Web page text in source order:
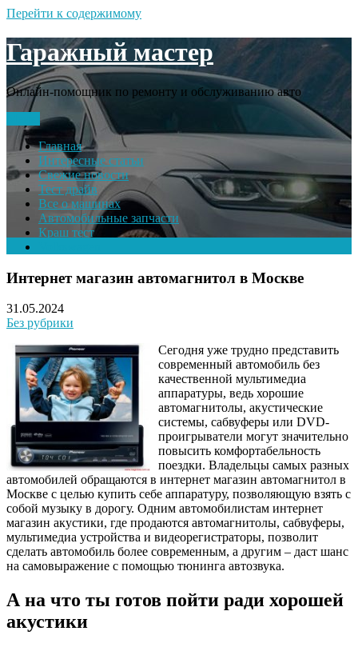
Перейти к содержимому
Гаражный мастер
Онлайн-помощник по ремонту и обслуживанию авто
Главная
Интересные статьи
Свежие новости
Тест драйв
Все о машинах
Автомобильные запчасти
Краш тест
Интернет магазин автомагнитол в Москве
31.05.2024
Без рубрики
Сегодня уже трудно представить
современный автомобиль без
качественной мультимедиа
аппаратуры, ведь хорошие
автомагнитолы, акустические
системы, сабвуферы или DVD-
проигрыватели могут значительно
повысить комфортабельность
поездки. Владельцы самых разных
автомобилей обращаются в интернет магазин автомагнитол в
Москве с целью купить себе аппаратуру, позволяющую взять с
собой музыку в дорогу. Одним автомобилистам интернет
магазин акустики, где продаются автомагнитолы, сабвуферы,
мультимедиа устройства и видеорегистраторы, позволит
сделать автомобиль более современным, а другим – даст шанс
на самовыражение с помощью тюнинга автозвука.
А на что ты готов пойти ради хорошей
акустики